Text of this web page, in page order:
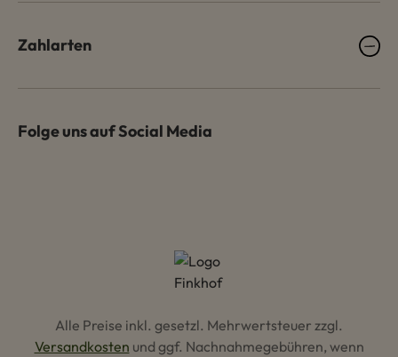
Zahlarten
Folge uns auf Social Media
Alle Preise inkl. gesetzl. Mehrwertsteuer zzgl.
Versandkosten und ggf. Nachnahmegebühren, wenn